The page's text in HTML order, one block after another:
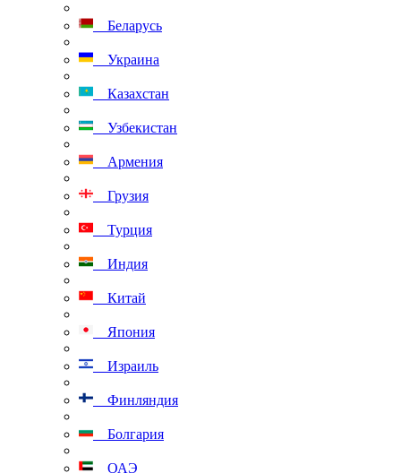
Беларусь
Украина
Казахстан
Узбекистан
Армения
Грузия
Турция
Индия
Китай
Япония
Израиль
Финляндия
Болгария
ОАЭ